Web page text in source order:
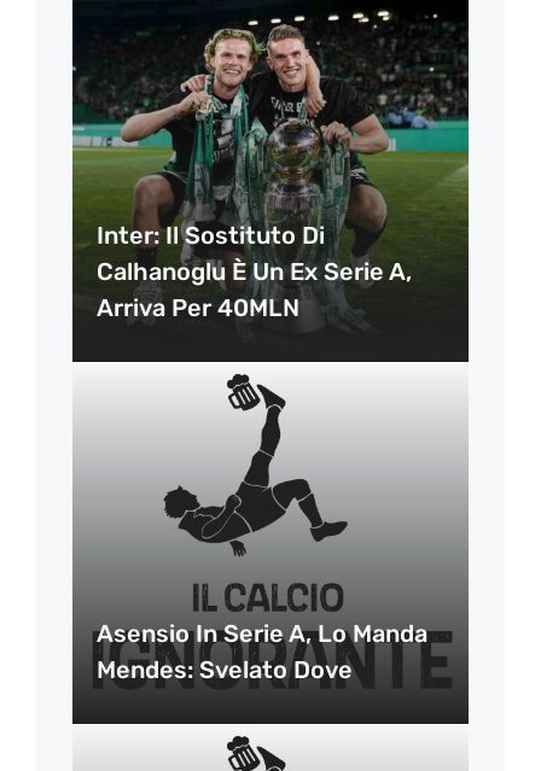
Inter: Il Sostituto Di
Calhanoglu È Un Ex Serie A,
Arriva Per 40MLN
Asensio In Serie A, Lo Manda
Mendes: Svelato Dove